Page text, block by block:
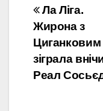
записів
Ла Ліга.
Жирона з
Циганковим
зіграла
Реал